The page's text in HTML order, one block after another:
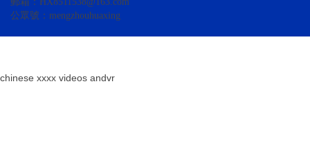
公眾號：mengzhouhuaxing
chinese xxxx videos andvr